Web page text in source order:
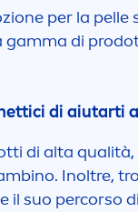
per la
gamma di
di aiutarti
di alta
Inoltre,
suo percorso